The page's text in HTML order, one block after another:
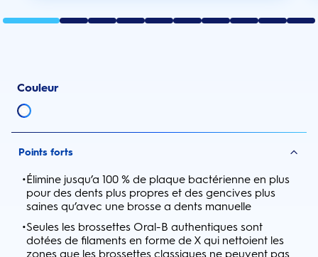
Couleur
Points forts
•Élimine jusqu’a 100 % de plaque bactérienne en plus
pour des dents plus propres et des gencives plus
saines qu’avec une brosse a dents manuelle
•Seules les brossettes Oral-B authentiques sont
dotées de filaments en forme de X qui nettoient les
zones que les brossettes classiques ne peuvent pas